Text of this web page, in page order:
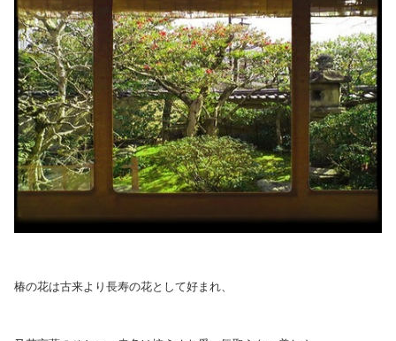
椿の花は古来より長寿の花として好まれ、